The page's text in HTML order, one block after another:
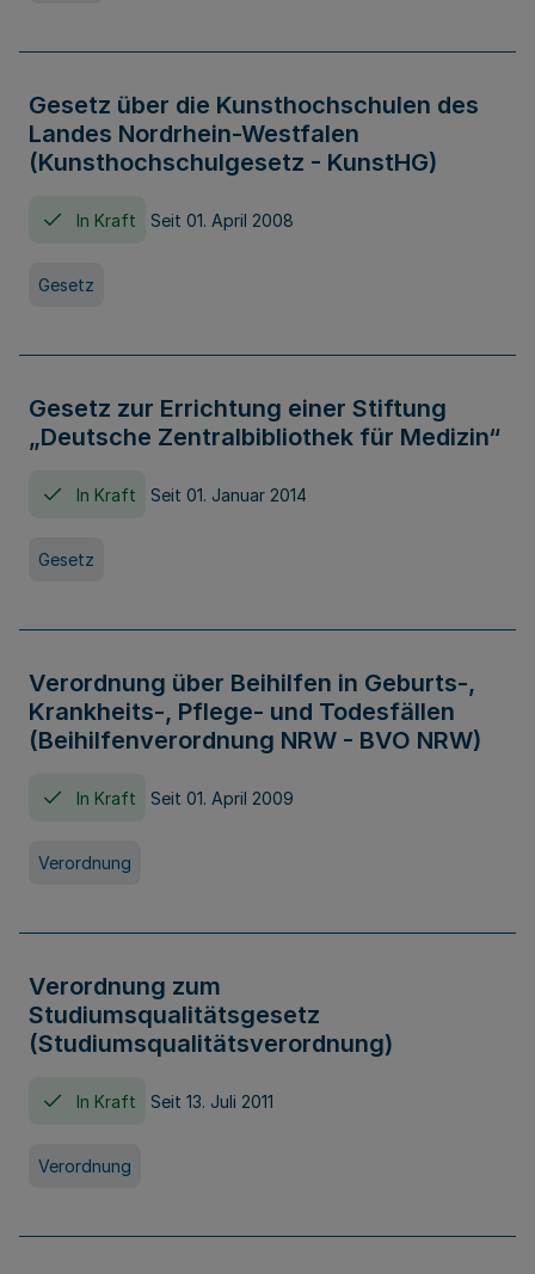
Gesetz über die Kunsthochschulen des
Landes Nordrhein-Westfalen
(Kunsthochschulgesetz - KunstHG)
In Kraft Seit 01. April 2008
Gesetz
Gesetz zur Errichtung einer Stiftung
„Deutsche Zentralbibliothek für Medizin“
In Kraft Seit 01. Januar 2014
Gesetz
Verordnung über Beihilfen in Geburts-,
Krankheits-, Pflege- und Todesfällen
(Beihilfenverordnung NRW - BVO NRW)
In Kraft Seit 01. April 2009
Verordnung
Verordnung zum
Studiumsqualitätsgesetz
(Studiumsqualitätsverordnung)
In Kraft Seit 13. Juli 2011
Verordnung